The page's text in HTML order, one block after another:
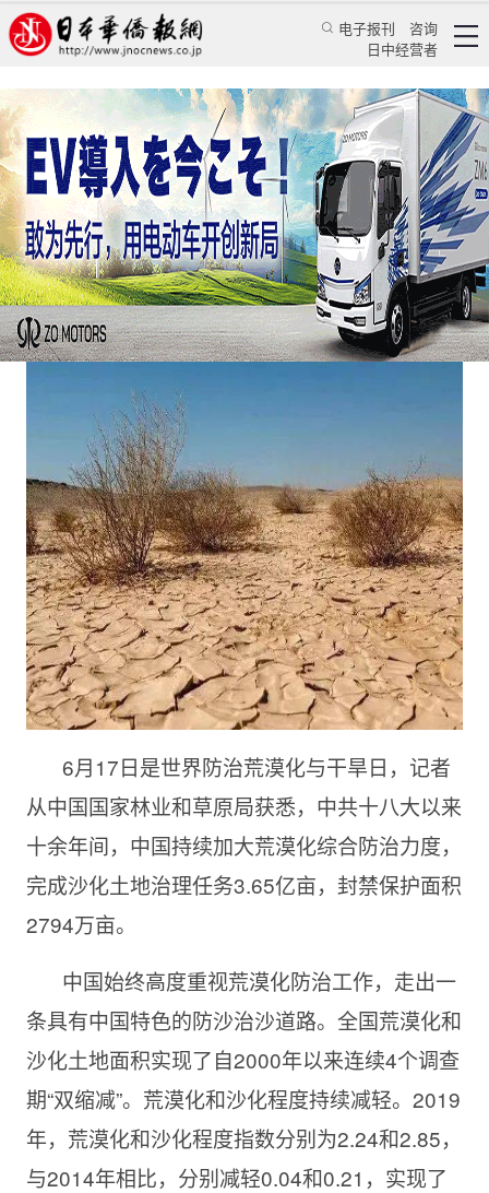
电子报刊
咨询
日中经营者
中国十余年间完成沙化土地治理3.65亿亩
陈溯 特辑 学习天地
中国新闻网 2025/6/18 11:29:47
6月17日是世界防治荒漠化与干旱日，记者
从中国国家林业和草原局获悉，中共十八大以来
十余年间，中国持续加大荒漠化综合防治力度，
完成沙化土地治理任务3.65亿亩，封禁保护面积
2794万亩。
中国始终高度重视荒漠化防治工作，走出一
条具有中国特色的防沙治沙道路。全国荒漠化和
沙化土地面积实现了自2000年以来连续4个调查
期“双缩减”。荒漠化和沙化程度持续减轻。2019
年，荒漠化和沙化程度指数分别为2.24和2.85，
与2014年相比，分别减轻0.04和0.21，实现了